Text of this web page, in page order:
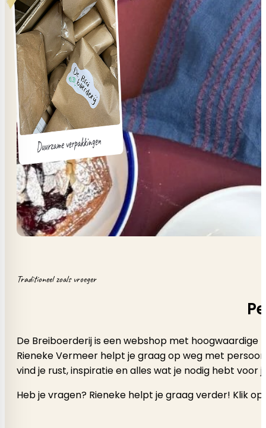
Traditioneel zoals vroeger
De Breiboerderij is een webshop met
Rieneke Vermeer helpt je graag op weg met
vind je rust, inspiratie en alles wat je nodig hebt voor
Heb je vragen? Rieneke helpt je graag verder! Klik